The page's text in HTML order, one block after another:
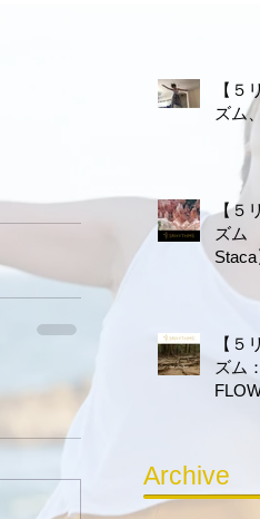
【５
ズム
【５
ズム
Staca
【５
ズム
Archive